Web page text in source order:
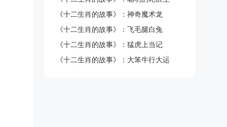
《十二生肖的故事》：神奇魔术龙
《十二生肖的故事》：飞毛腿白兔
《十二生肖的故事》：猛虎上当记
《十二生肖的故事》：大笨牛行大运